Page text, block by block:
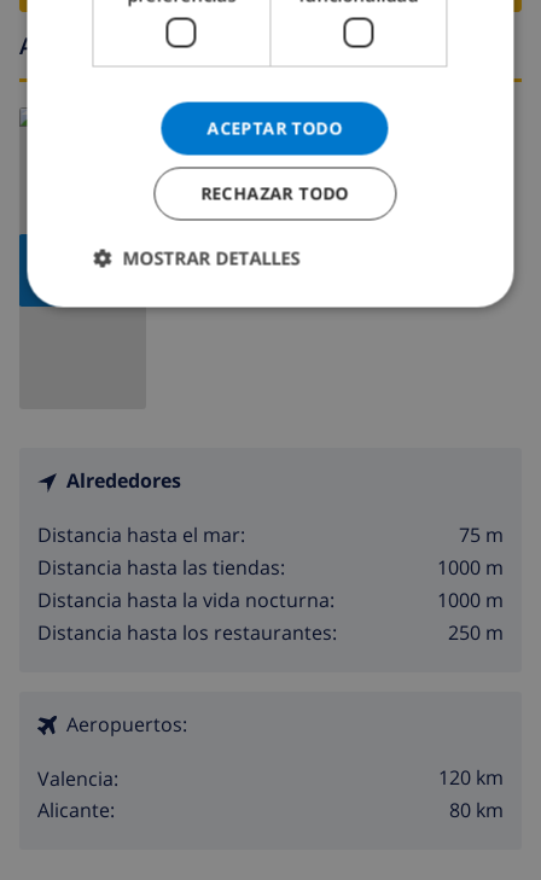
Alrededores
MOSTRAR
Leer más sobre:
España>Costa Blanca >Calpe
Alrededores
Distancia hasta el mar:
75 m
Distancia hasta las tiendas:
1000 m
Distancia hasta la vida nocturna:
1000 m
Distancia hasta los restaurantes:
250 m
Aeropuertos:
Valencia:
120 km
Alicante:
80 km
ACEPTAR TODO
RECHAZAR TODO
MOSTRAR DETALLES